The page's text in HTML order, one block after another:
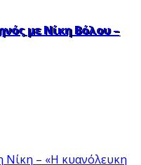
με Νίκη Βόλου –